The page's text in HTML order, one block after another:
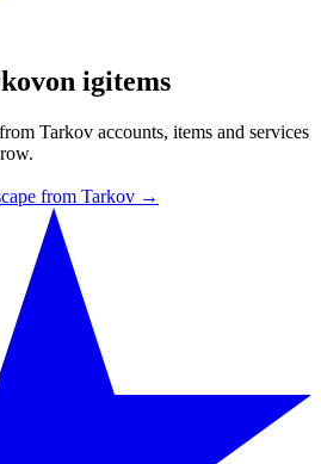
on igitems
Tarkov accounts, items and services
from Tarkov →